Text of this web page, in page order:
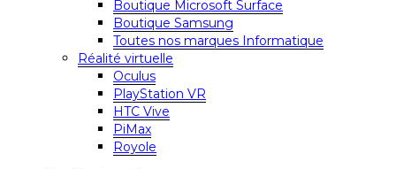
Boutique Microsoft Surface
Boutique Samsung
Toutes nos marques Informatique
Réalité virtuelle
Oculus
PlayStation VR
HTC Vive
PiMax
Royole